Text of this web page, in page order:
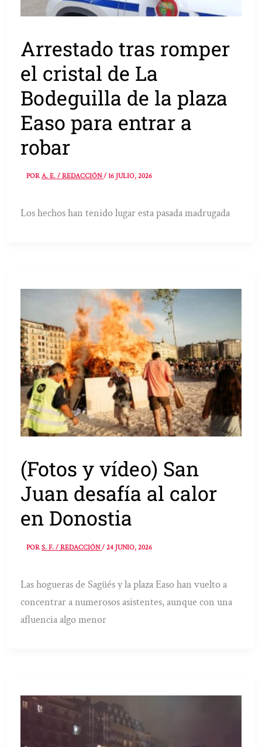
Arrestado tras romper
el cristal de La
Bodeguilla de la plaza
Easo para entrar a
robar
PORA. E. / REDACCIÓN/16 JULIO, 2026
Los hechos han tenido lugar esta pasada madrugada
(Fotos y vídeo) San
Juan desafía al calor
en Donostia
PORS. F. / REDACCIÓN/24 JUNIO, 2026
Las hogueras de Sagüés y la plaza Easo han vuelto a
concentrar a numerosos asistentes, aunque con una
afluencia algo menor